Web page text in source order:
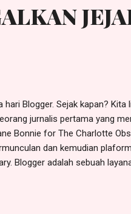
Blogger. Sejak kapan? Kita
jurnalis pertama yang
Bonnie for The Charlotte
dan kemudian
Blogger adalah sebuah
lain, melalui FTP hingga 1 Mei